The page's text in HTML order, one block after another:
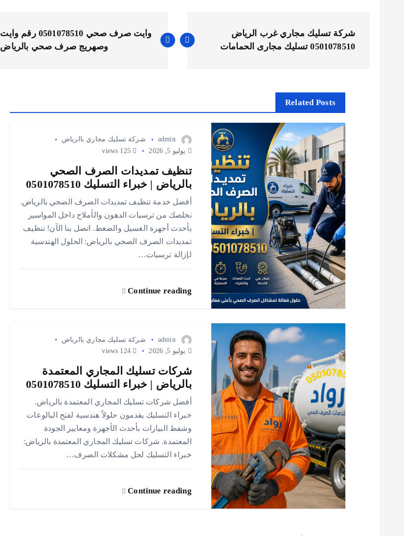
ص
شركة تسليك مجاري غرب الرياض
0501078510 تسليك مجارى الحمامات
وايت صرف صحي 0501078510 رقم وايت
وصهريج صرف صحي بالرياض
Related Posts
admin
شركة تسليك مجاري بالرياض
يوليو 5, 2026
125 views
تنظيف تمديدات الصرف الصحي
بالرياض | خبراء التسليك 0501078510
أفضل خدمة تنظيف تمديدات الصرف الصحي بالرياض.
نخلصك من ترسبات الدهون والأملاح داخل المواسير
بأحدث أجهزة الغسيل والضغط. اتصل بنا الآن! تنظيف
تمديدات الصرف الصحي بالرياض: الحلول الهندسية
لإزالة ترسبات…
Continue reading
admin
شركة تسليك مجاري بالرياض
يوليو 5, 2026
124 views
شركات تسليك المجاري المعتمدة
بالرياض | خبراء التسليك 0501078510
أفضل شركات تسليك المجاري المعتمدة بالرياض.
خبراء التسليك يقدمون حلولاً هندسية لفتح البالوعات
وشفط البيارات بأحدث الأجهزة ومعايير الجودة
المعتمدة. شركات تسليك المجاري المعتمدة بالرياض:
خبراء التسليك لحل مشكلات الصرف…
Continue reading